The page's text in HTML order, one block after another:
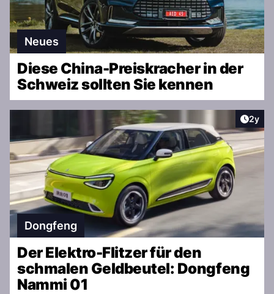
Neues
Diese China-Preiskracher in der
Schweiz sollten Sie kennen
2y
Dongfeng
Der Elektro-Flitzer für den
schmalen Geldbeutel: Dongfeng
Nammi 01